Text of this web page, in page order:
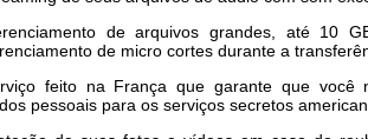
de arquivos grandes, até 10
de micro cortes durante a
feito na França que garante que você
pessoais para os serviços secretos